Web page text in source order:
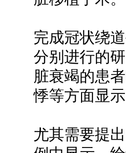
完成冠状绕
分别进行的
脏衰竭的患
悸等方面显
尤其需要提